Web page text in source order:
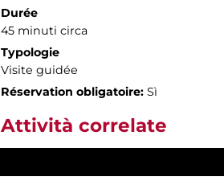
Durée
45 minuti circa
Typologie
Visite guidée
Réservation obligatoire: Sì
Attività correlate